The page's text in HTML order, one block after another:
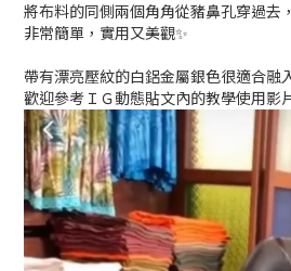
將布料的同側兩個角角從豬鼻孔穿過去
非常簡單，實用又美觀✨
帶有漂亮壓紋的白鋁金屬銀色很適合融
歡迎參考ＩＧ動態貼文內的教學使用影